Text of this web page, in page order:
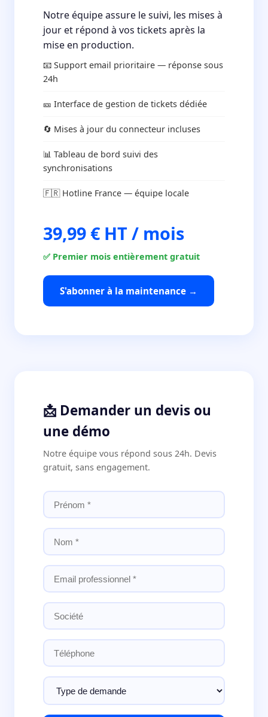
Notre équipe assure le suivi, les mises à
jour et répond à vos tickets après la
mise en production.
📧 Support email prioritaire — réponse sous
24h
🎫 Interface de gestion de tickets dédiée
🔄 Mises à jour du connecteur incluses
📊 Tableau de bord suivi des
synchronisations
🇫🇷 Hotline France — équipe locale
39,99 € HT / mois
✅ Premier mois entièrement gratuit
S'abonner à la maintenance →
📩 Demander un devis ou
une démo
Notre équipe vous répond sous 24h. Devis
gratuit, sans engagement.